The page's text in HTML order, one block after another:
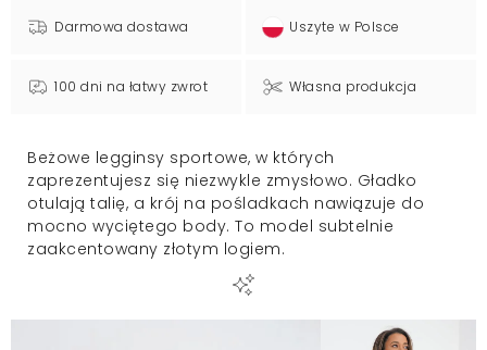
Darmowa dostawa Uszyte w Polsce
100 dni na łatwy zwrot Własna produkcja
Beżowe legginsy sportowe, w których
zaprezentujesz się niezwykle zmysłowo. Gładko
otulają talię, a krój na pośladkach nawiązuje do
mocno wyciętego body. To model subtelnie
zaakcentowany złotym logiem.